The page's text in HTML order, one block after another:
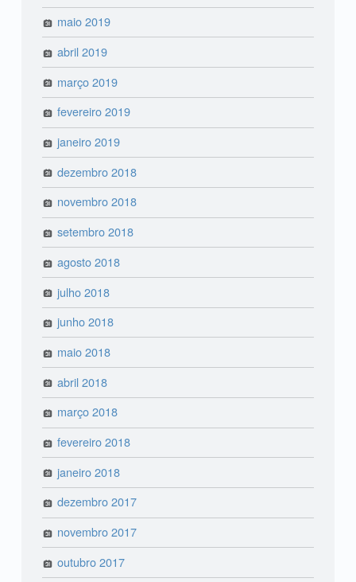
maio 2019
abril 2019
março 2019
fevereiro 2019
janeiro 2019
dezembro 2018
novembro 2018
setembro 2018
agosto 2018
julho 2018
junho 2018
maio 2018
abril 2018
março 2018
fevereiro 2018
janeiro 2018
dezembro 2017
novembro 2017
outubro 2017